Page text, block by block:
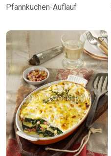
Pfannkuchen-Auflauf